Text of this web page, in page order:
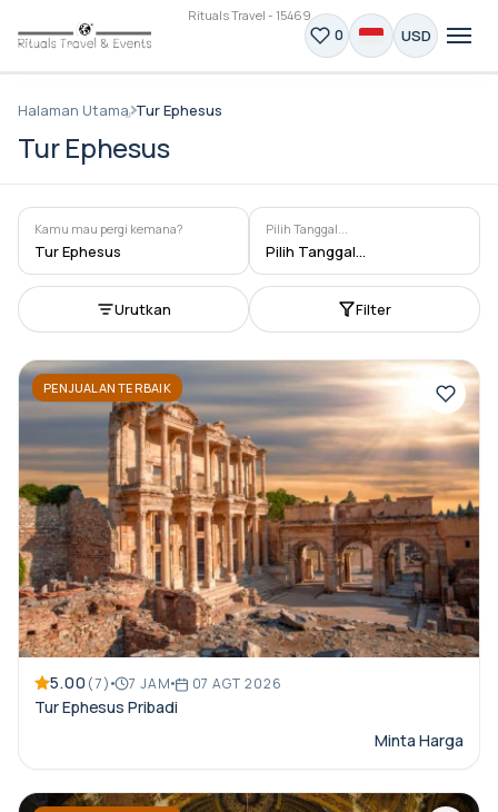
Rituals Travel - 15469
0 USD
Halaman Utama Tur Ephesus
Tur Ephesus
Kamu mau pergi kemana?
Tur Ephesus
Pilih Tanggal...
Pilih Tanggal...
Urutkan Filter
PENJUALAN TERBAIK
5.00 (7) 7 JAM 07 AGT 2026
Tur Ephesus Pribadi
Minta Harga